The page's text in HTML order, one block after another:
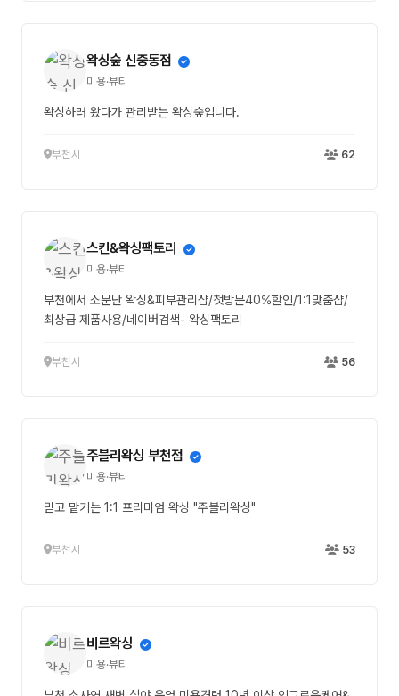
왁싱숲 신중동점
미용·뷰티
왁싱하러 왔다가 관리받는 왁싱숲입니다.
부천시 62
스킨&왁싱팩토리
미용·뷰티
부천에서 소문난 왁싱&피부관리샵/첫방문40%할인/1:1맞춤샵/
최상급 제품사용/네이버검색- 왁싱팩토리
부천시 56
주블리왁싱 부천점
미용·뷰티
믿고 맡기는 1:1 프리미엄 왁싱 "주블리왁싱"
부천시 53
비르왁싱
미용·뷰티